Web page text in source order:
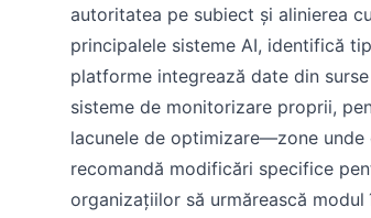
autoritatea pe subiect și alinierea
principalele sisteme AI, identifică
platforme integrează date din
sisteme de monitorizare proprii,
lacunele de optimizare—zone
recomandă modificări specifice
organizațiilor să urmărească